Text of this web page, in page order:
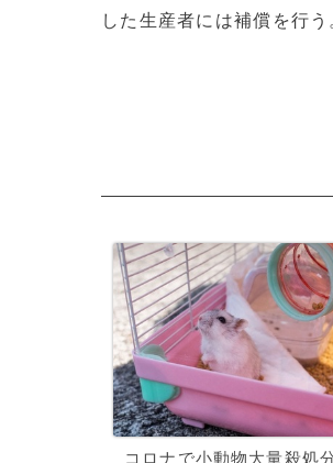
した生産者には補償を行
コロナで小動物大量殺処